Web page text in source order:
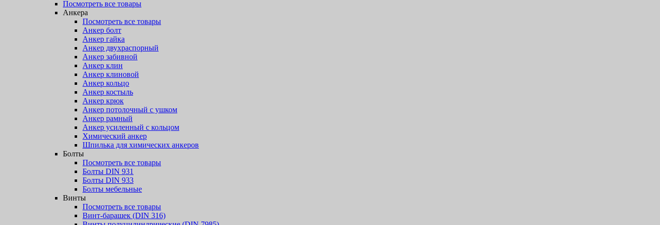
Посмотреть все товары
Анкера
Посмотреть все товары
Анкер болт
Анкер гайка
Анкер двухраспорный
Анкер забивной
Анкер клин
Анкер клиновой
Анкер кольцо
Анкер костыль
Анкер крюк
Анкер потолочный с ушком
Анкер рамный
Анкер усиленный с кольцом
Химический анкер
Шпилька для химических анкеров
Болты
Посмотреть все товары
Болты DIN 931
Болты DIN 933
Болты мебельные
Винты
Посмотреть все товары
Винт-барашек (DIN 316)